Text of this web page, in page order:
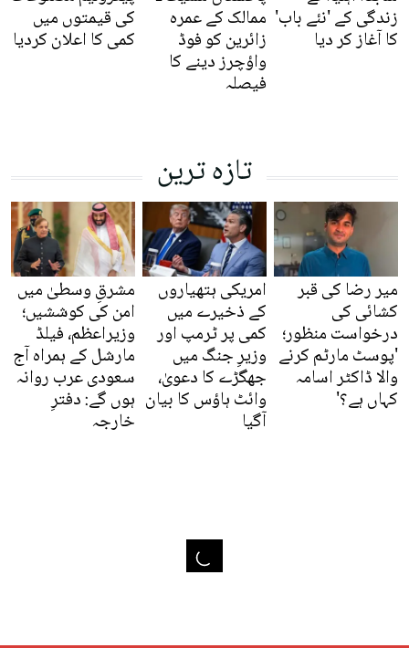
زندگی کے 'نئے باب'
کا آغاز کر دیا
ممالک کے عمرہ
زائرین کو فوڈ
واؤچرز دینے کا
فیصلہ
کی قیمتوں میں
کمی کا اعلان کردیا
تازہ ترین
میر رضا کی قبر
کشائی کی
درخواست منظور؛
'پوسٹ مارٹم کرنے
والا ڈاکٹر اسامہ
کہاں ہے؟'
امریکی ہتھیاروں
کے ذخیرے میں
کمی پر ٹرمپ اور
وزیرِ جنگ میں
جھگڑے کا دعویٰ،
وائٹ ہاؤس کا بیان
آگیا
مشرقِ وسطیٰ میں
امن کی کوششیں؛
وزیراعظم، فیلڈ
مارشل کے ہمراہ آج
سعودی عرب روانہ
ہوں گے: دفترِ
خارجہ